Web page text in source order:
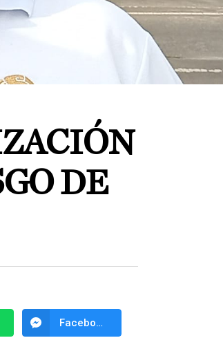
DE
Facebook Messenger